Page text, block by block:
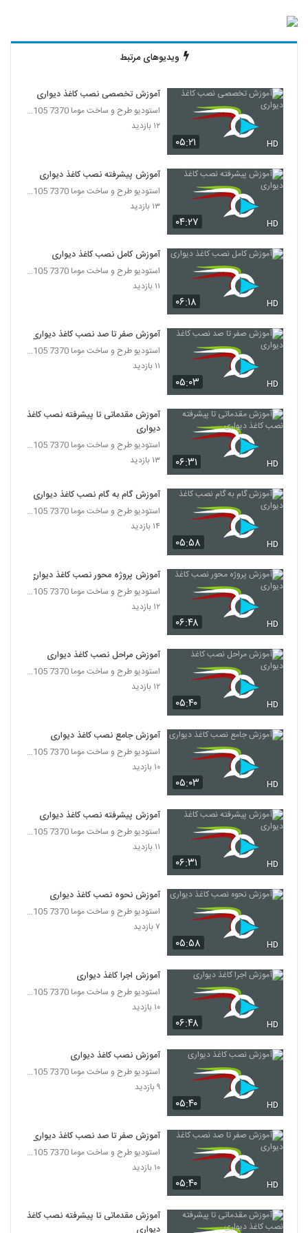
ویدیوهای مرتبط
۰۵:۲۱ HD
آموزش تخصصی نصب کاغذ دیواری
استودیو طرح و ساخت موما 7370 7105-021
۱۲ بازدید
۰۴:۲۷ HD
آموزش پیشرفته نصب کاغذ دیواری
استودیو طرح و ساخت موما 7370 7105-021
۱۳ بازدید
۰۶:۱۸ HD
آموزش کامل نصب کاغذ دیواری
استودیو طرح و ساخت موما 7370 7105-021
۱۱ بازدید
۰۵:۰۳ HD
آموزش صفر تا صد نصب کاغذ دیواری
استودیو طرح و ساخت موما 7370 7105-021
۱۱ بازدید
۰۶:۳۱ HD
آموزش مقدماتی تا پیشرفته نصب کاغذ
دیواری
استودیو طرح و ساخت موما 7370 7105-021
۱۳ بازدید
۰۵:۵۸ HD
آموزش گام به گام نصب کاغذ دیواری
استودیو طرح و ساخت موما 7370 7105-021
۱۴ بازدید
۰۶:۴۸ HD
آموزش پروژه محور نصب کاغذ دیواری
استودیو طرح و ساخت موما 7370 7105-021
۱۲ بازدید
۰۵:۴۰ HD
آموزش مراحل نصب کاغذ دیواری
استودیو طرح و ساخت موما 7370 7105-021
۱۲ بازدید
۰۵:۰۳ HD
آموزش جامع نصب کاغذ دیواری
استودیو طرح و ساخت موما 7370 7105-021
۱۰ بازدید
۰۶:۳۱ HD
آموزش پیشرفته نصب کاغذ دیواری
استودیو طرح و ساخت موما 7370 7105-021
۱۱ بازدید
۰۵:۵۸ HD
آموزش نحوه نصب کاغذ دیواری
استودیو طرح و ساخت موما 7370 7105-021
۷ بازدید
۰۶:۴۸ HD
آموزش اجرا کاغذ دیواری
استودیو طرح و ساخت موما 7370 7105-021
۱۰ بازدید
۰۵:۴۰ HD
آموزش نصب کاغذ دیواری
استودیو طرح و ساخت موما 7370 7105-021
۹ بازدید
۰۵:۴۰ HD
آموزش صفر تا صد نصب کاغذ دیواری
استودیو طرح و ساخت موما 7370 7105-021
۱۰ بازدید
آموزش مقدماتی تا پیشرفته نصب کاغذ
دیواری